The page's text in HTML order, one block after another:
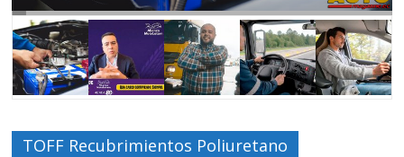
TOFF Recubrimientos Poliuretano